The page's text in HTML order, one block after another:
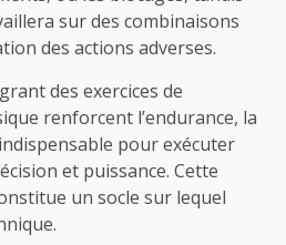
sur des combinaisons
des actions adverses.
des exercices de
renforcent l’endurance, la
pour exécuter
et puissance. Cette
un socle sur lequel